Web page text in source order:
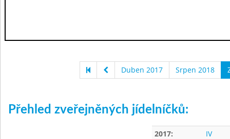
Duben 2017 Srpen 2018
Přehled zveřejněných jídelníčků:
2017:
IV